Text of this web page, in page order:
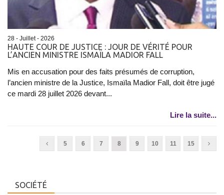
28 - Juillet - 2026
HAUTE COUR DE JUSTICE : JOUR DE VÉRITÉ POUR
L’ANCIEN MINISTRE ISMAÏLA MADIOR FALL
Mis en accusation pour des faits présumés de corruption,
l’ancien ministre de la Justice, Ismaïla Madior Fall, doit être jugé
ce mardi 28 juillet 2026 devant...
Lire la suite...
5 6 7 8 9 10 11 15
SOCIÉTÉ